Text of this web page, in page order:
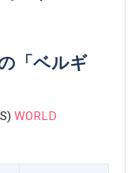
「ベルギ
WORLD